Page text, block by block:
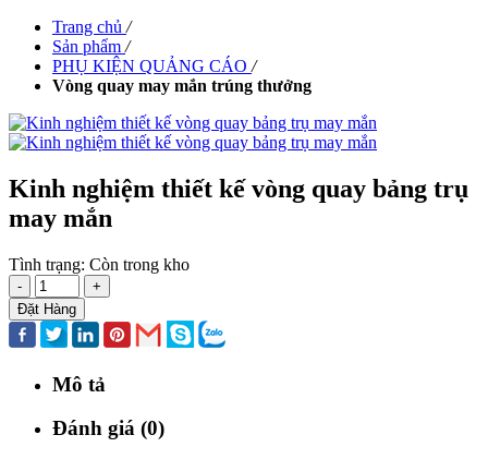
Trang chủ /
Sản phẩm /
PHỤ KIỆN QUẢNG CÁO /
Vòng quay may mắn trúng thưởng
Kinh nghiệm thiết kế vòng quay bảng trụ
may mắn
Tình trạng: Còn trong kho
-
+
Đặt Hàng
Mô tả
Đánh giá (0)